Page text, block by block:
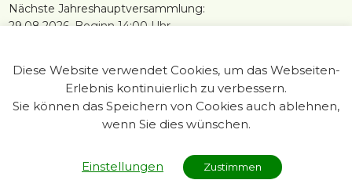
Nächste Jahreshauptversammlung:
29.08.2026, Beginn 14:00 Uhr
Diese Website verwendet Cookies, um das Webseiten-
Erlebnis kontinuierlich zu verbessern.
Sie können das Speichern von Cookies auch ablehnen,
wenn Sie dies wünschen.
Einstellungen Zustimmen